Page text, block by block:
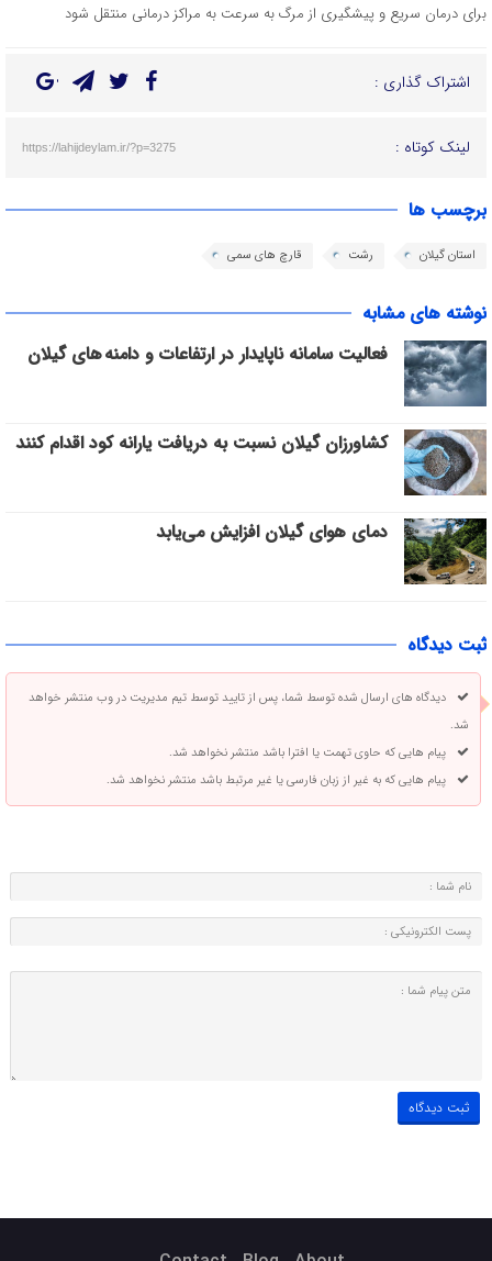
برای درمان سریع و پیشگیری از مرگ به سرعت به مراکز درمانی منتقل شود
اشتراک گذاری :
لینک کوتاه : https://lahijdeylam.ir/?p=3275
برچسب ها
استان گیلان رشت قارچ های سمی
نوشته های مشابه
فعالیت سامانه ناپایدار در ارتفاعات و دامنه های گیلان
کشاورزان گیلان نسبت به دریافت یارانه کود اقدام کنند
دمای هوای گیلان افزایش می‌یابد
ثبت دیدگاه
دیدگاه های ارسال شده توسط شما، پس از تایید توسط تیم مدیریت در وب منتشر خواهد
شد.
پیام هایی که حاوی تهمت یا افترا باشد منتشر نخواهد شد.
پیام هایی که به غیر از زبان فارسی یا غیر مرتبط باشد منتشر نخواهد شد.